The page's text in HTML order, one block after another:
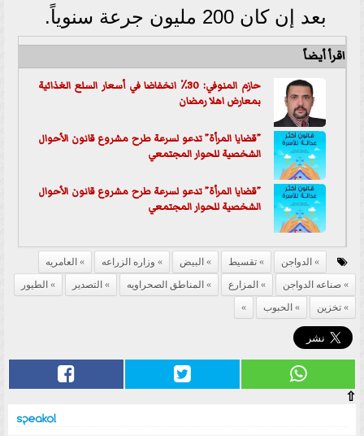
بعد إن كان 200 مليون جرعة سنوياً.
اقرأ أيضاً
حازم المنوفي: 30٪ انخفاضا في أسعار السلع الغذائية
بمعارض اهلا رمضان
”قضايا المرأة” تدعو لسرعة طرح مشروع قانون الأحوال
الشخصية للحوار المجتمعي
”قضايا المرأة” تدعو لسرعة طرح مشروع قانون الأحوال
الشخصية للحوار المجتمعي
الدواجن تقسيط البيض وزاره الزراعه
العامريه
صناعه الدواجن
المزارع المناطق الصحراويه التصدير
الطيور
تخزين
الحبوب
⇧